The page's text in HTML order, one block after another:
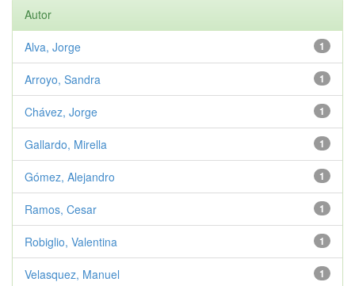
Autor
1
Alva, Jorge
1
Arroyo, Sandra
1
Chávez, Jorge
1
Gallardo, Mirella
1
Gómez, Alejandro
1
Ramos, Cesar
1
Robiglio, Valentina
1
Velasquez, Manuel